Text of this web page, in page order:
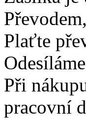
Plaťte
Při
pracovní